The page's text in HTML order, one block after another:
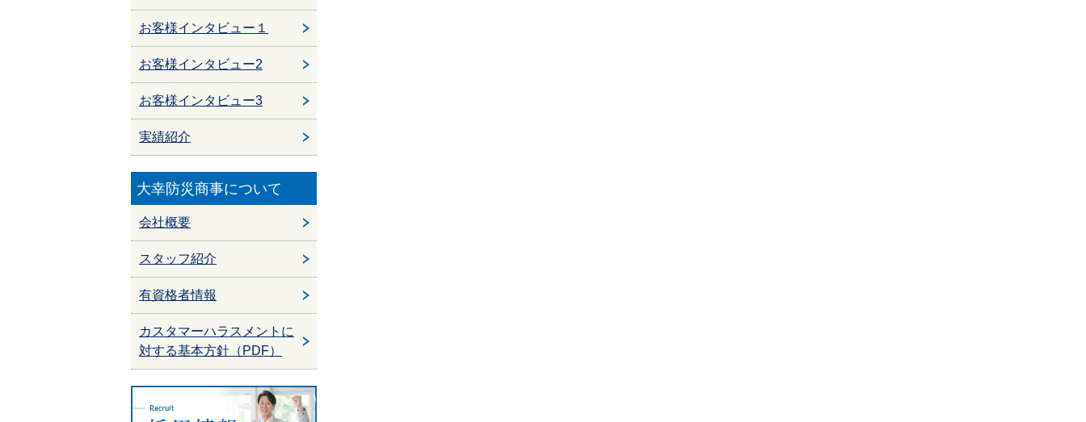
お客様インタビュー１
お客様インタビュー2
お客様インタビュー3
実績紹介
大幸防災商事について
会社概要
スタッフ紹介
有資格者情報
カスタマーハラスメントに
対する基本方針（PDF）